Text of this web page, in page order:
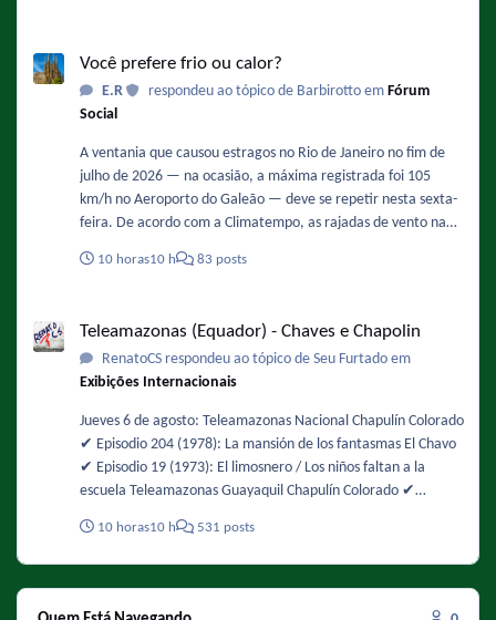
Você prefere frio ou calor?
E.R respondeu ao tópico de Barbirotto em Fórum
Social
A ventania que causou estragos no Rio de Janeiro no fim de
julho de 2026 — na ocasião, a máxima registrada foi 105
km/h no Aeroporto do Galeão — deve se repetir nesta sexta-
feira. De acordo com a Climatempo, as rajadas de vento na
com possibilidade de queda de árvores. Os ventos devem
https://oglobo.globo.com/rio/noticia/2026/08/06/rajadas-de-
vento-mais-intensas-sao-esperadas-entre-12h-e-18h-desta-
10 horas10 h 83 posts
Teleamazonas (Equador) - Chaves e Chapolin
RenatoCS respondeu ao tópico de Seu Furtado em
Exibições Internacionais
Jueves 6 de agosto: Teleamazonas Nacional Chapulín Colorado
✔️ Episodio 204 (1978): La mansión de los fantasmas El Chavo
✔️ Episodio 19 (1973): El limosnero / Los niños faltan a la
escuela Teleamazonas Guayaquil Chapulín Colorado ✔️
paralizadora El Chavo ✔️ Episodio 105 (1975): La fuente de los
deseos
10 horas10 h 531 posts